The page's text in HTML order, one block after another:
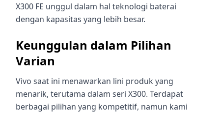
X300 FE unggul dalam hal teknologi baterai
dengan kapasitas yang lebih besar.
Keunggulan dalam Pilihan
Varian
Vivo saat ini menawarkan lini produk yang
menarik, terutama dalam seri X300. Terdapat
berbagai pilihan yang kompetitif, namun kami